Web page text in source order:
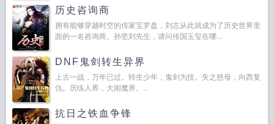
历史咨询商
拥有能够穿越时空的传家宝罗盘，刘志从此就成为了历史世界里
面的一名咨询商。孙坚刘先生，请问传国玉玺在哪...
DNF鬼剑转生异界
上古一战，万年已过。转生少年，鬼剑为技。失之慈母，向西复
仇。历练人界，大闹魔界。...
抗日之铁血争锋